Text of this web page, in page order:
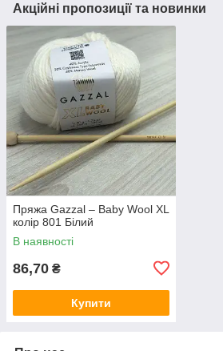
Акційні пропозиції та новинки
Пряжа Gazzal – Baby Wool XL
колір 801 Білий
В наявності
86,70 ₴
Купити